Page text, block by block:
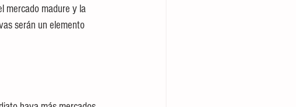
mercado madure y la
serán un elemento